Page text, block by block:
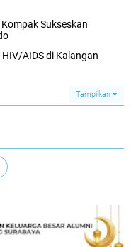
Sukseskan
AIDS di Kalangan
Tampilkan